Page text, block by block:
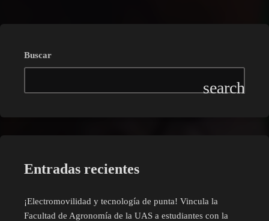
Buscar
Entradas recientes
¡Electromovilidad y tecnología de punta! Vincula la
Facultad de Agronomía de la UAS a estudiantes con la